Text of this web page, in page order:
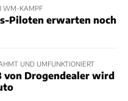
WM-KAMPF
Piloten erwarten noch
UND UMFUNKTIONIERT
von Drogendealer wird